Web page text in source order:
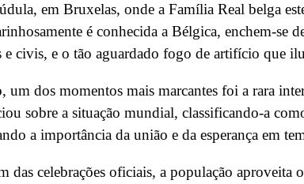
em Bruxelas, onde a Família Real belga
é conhecida a Bélgica, enchem-se
e civis, e o tão aguardado fogo de artifício que
um dos momentos mais marcantes foi a rara
sobre a situação mundial, classificando-a
a importância da união e da esperança em
das celebrações oficiais, a população aproveita